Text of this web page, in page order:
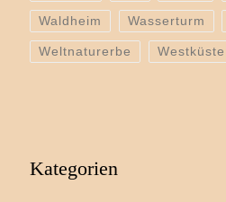
Waldheim Wasserturm
Weltnaturerbe Westküste
Kategorien